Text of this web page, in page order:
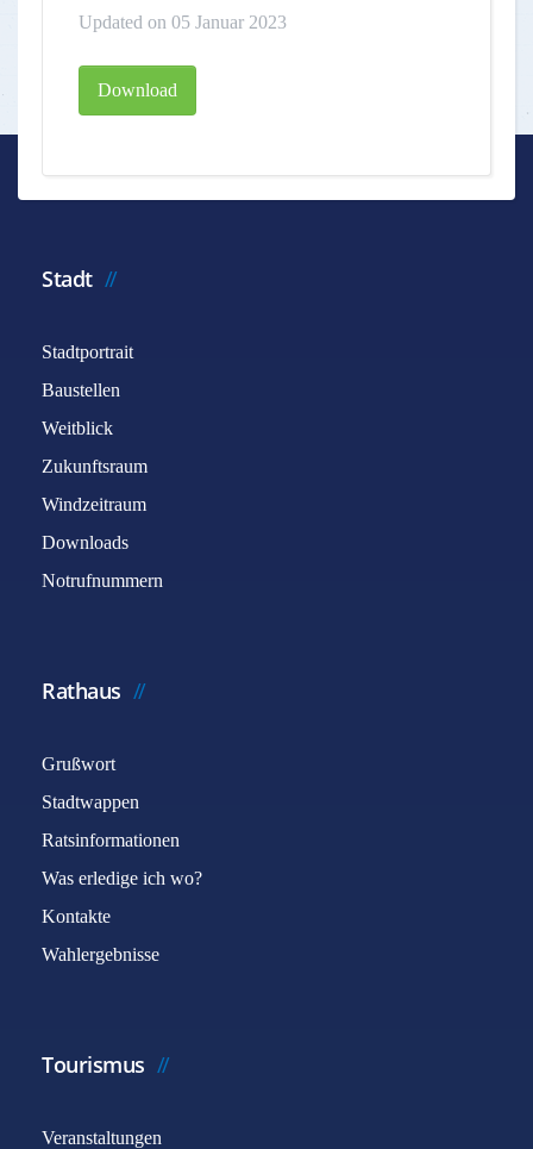
Updated on 05 Januar 2023
Download
Stadt
Stadtportrait
Baustellen
Weitblick
Zukunftsraum
Windzeitraum
Downloads
Notrufnummern
Rathaus
Grußwort
Stadtwappen
Ratsinformationen
Was erledige ich wo?
Kontakte
Wahlergebnisse
Tourismus
Veranstaltungen